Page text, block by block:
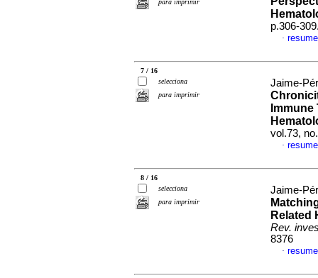
para imprimir
p.306-
·
7 / 16
selecciona
para imprimir
Jaime-
vol.73,
·
8 / 16
selecciona
para imprimir
Jaime-
Related
Rev.
8376
·